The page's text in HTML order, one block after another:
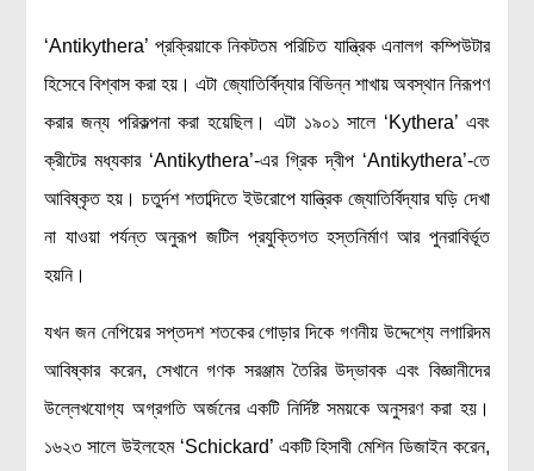
মহাকাশ বিজ্ঞান
আমাদের সৌরজগৎ
সৌরজগত ছাড়িয়ে
রাষ্ট্রবিজ্ঞান
‘Antikythera’ প্রক্রিয়াকে নিকটতম পরিচিত যান্ত্রিক এনালগ কম্পিউটার
হিসেবে বিশ্বাস করা হয়। এটা জ্যোতির্বিদ্যার বিভিন্ন শাখায় অবস্থান নিরূপণ
করার জন্য পরিকল্পনা করা হয়েছিল। এটা ১৯০১ সালে ‘Kythera’ এবং
ক্রীটের মধ্যকার ‘Antikythera’-এর গ্রিক দ্বীপ ‘Antikythera’-তে
আবিষ্কৃত হয়। চতুর্দশ শতাব্দিতে ইউরোপে যান্ত্রিক জ্যোতির্বিদ্যার ঘড়ি দেখা
না যাওয়া পর্যন্ত অনুরূপ জটিল প্রযুক্তিগত হস্তনির্মাণ আর পুনরাবির্ভূত
হয়নি।
যখন জন নেপিয়ের সপ্তদশ শতকের গোড়ার দিকে গণনীয় উদ্দেশ্যে লগারিদম
আবিষ্কার করেন, সেখানে গণক সরঞ্জাম তৈরির উদ্ভাবক এবং বিজ্ঞানীদের
উল্লেখযোগ্য অগ্রগতি অর্জনের একটি নির্দিষ্ট সময়কে অনুসরণ করা হয়।
১৬২৩ সালে উইলহেম ‘Schickard’ একটি হিসাবী মেশিন ডিজাইন করেন,